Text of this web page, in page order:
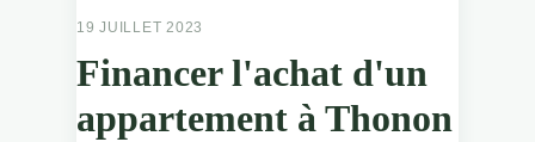
19 JUILLET 2023
Financer l'achat d'un
appartement à Thonon